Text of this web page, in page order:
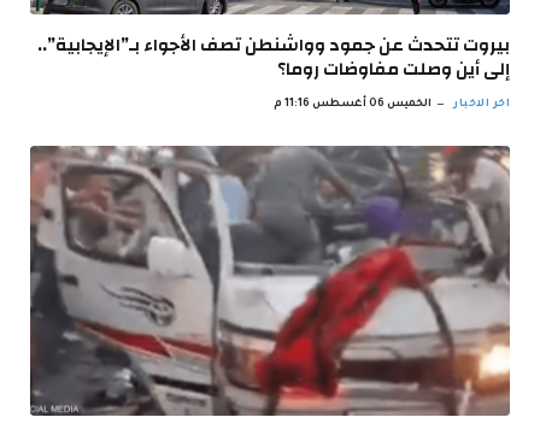
بيروت تتحدث عن جمود وواشنطن تصف الأجواء بـ”الإيجابية”..
إلى أين وصلت مفاوضات روما؟
اخر الاخبار الخميس 06 أغسطس 11:16 م